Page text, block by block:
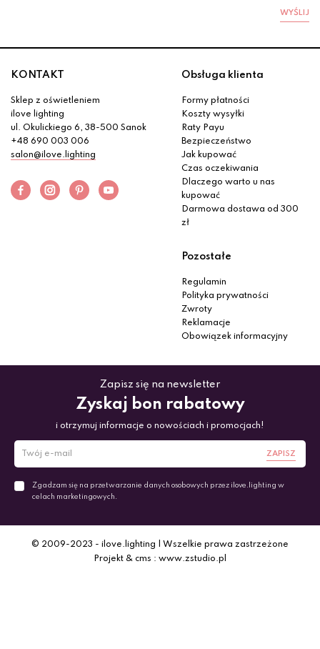
WYŚLIJ
KONTAKT
Sklep z oświetleniem
ilove lighting
ul. Okulickiego 6, 38-500 Sanok
+48 690 003 006
salon@ilove.lighting
Obsługa klienta
Formy płatności
Koszty wysyłki
Raty Payu
Bezpieczeństwo
Jak kupować
Czas oczekiwania
Dlaczego warto u nas
kupować
Darmowa dostawa od 300
zł
Pozostałe
Regulamin
Polityka prywatności
Zwroty
Reklamacje
Obowiązek informacyjny
Zapisz się na newsletter
Zyskaj bon rabatowy
i otrzymuj informacje o nowościach i promocjach!
ZAPISZ
Zgadzam się na przetwarzanie danych osobowych przez ilove.lighting w
celach marketingowych.
© 2009-2023 - ilove.lighting | Wszelkie prawa zastrzeżone
Projekt & cms : www.zstudio.pl